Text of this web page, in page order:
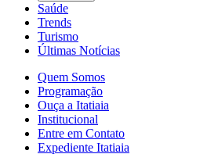
Saúde
Trends
Turismo
Últimas Notícias
Quem Somos
Programação
Ouça a Itatiaia
Institucional
Entre em Contato
Expediente Itatiaia